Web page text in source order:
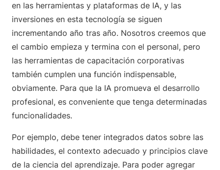
en las herramientas y plataformas de IA, y las
inversiones en esta tecnología se siguen
incrementando año tras año. Nosotros creemos que
el cambio empieza y termina con el personal, pero
las herramientas de capacitación corporativas
también cumplen una función indispensable,
obviamente. Para que la IA promueva el desarrollo
profesional, es conveniente que tenga determinadas
funcionalidades.
Por ejemplo, debe tener integrados datos sobre las
habilidades, el contexto adecuado y principios clave
de la ciencia del aprendizaje. Para poder agregar